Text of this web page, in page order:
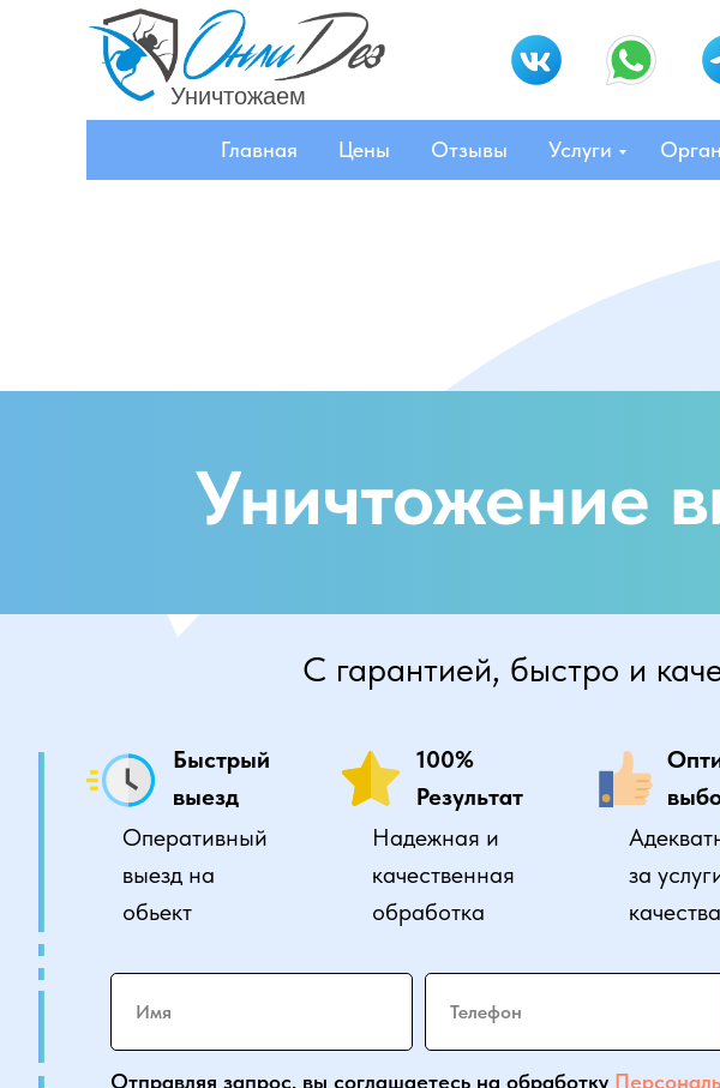
Уничтожаем
Главная Цены Отзывы Услуги
Уничтожение
Надежная и
качественная
обработка
100%
Результат
за
качества
Оперативный
выезд на
обьект
Быстрый
выезд
С гарантией, быстро и
Отправляя запрос, вы соглашаетесь на обработку